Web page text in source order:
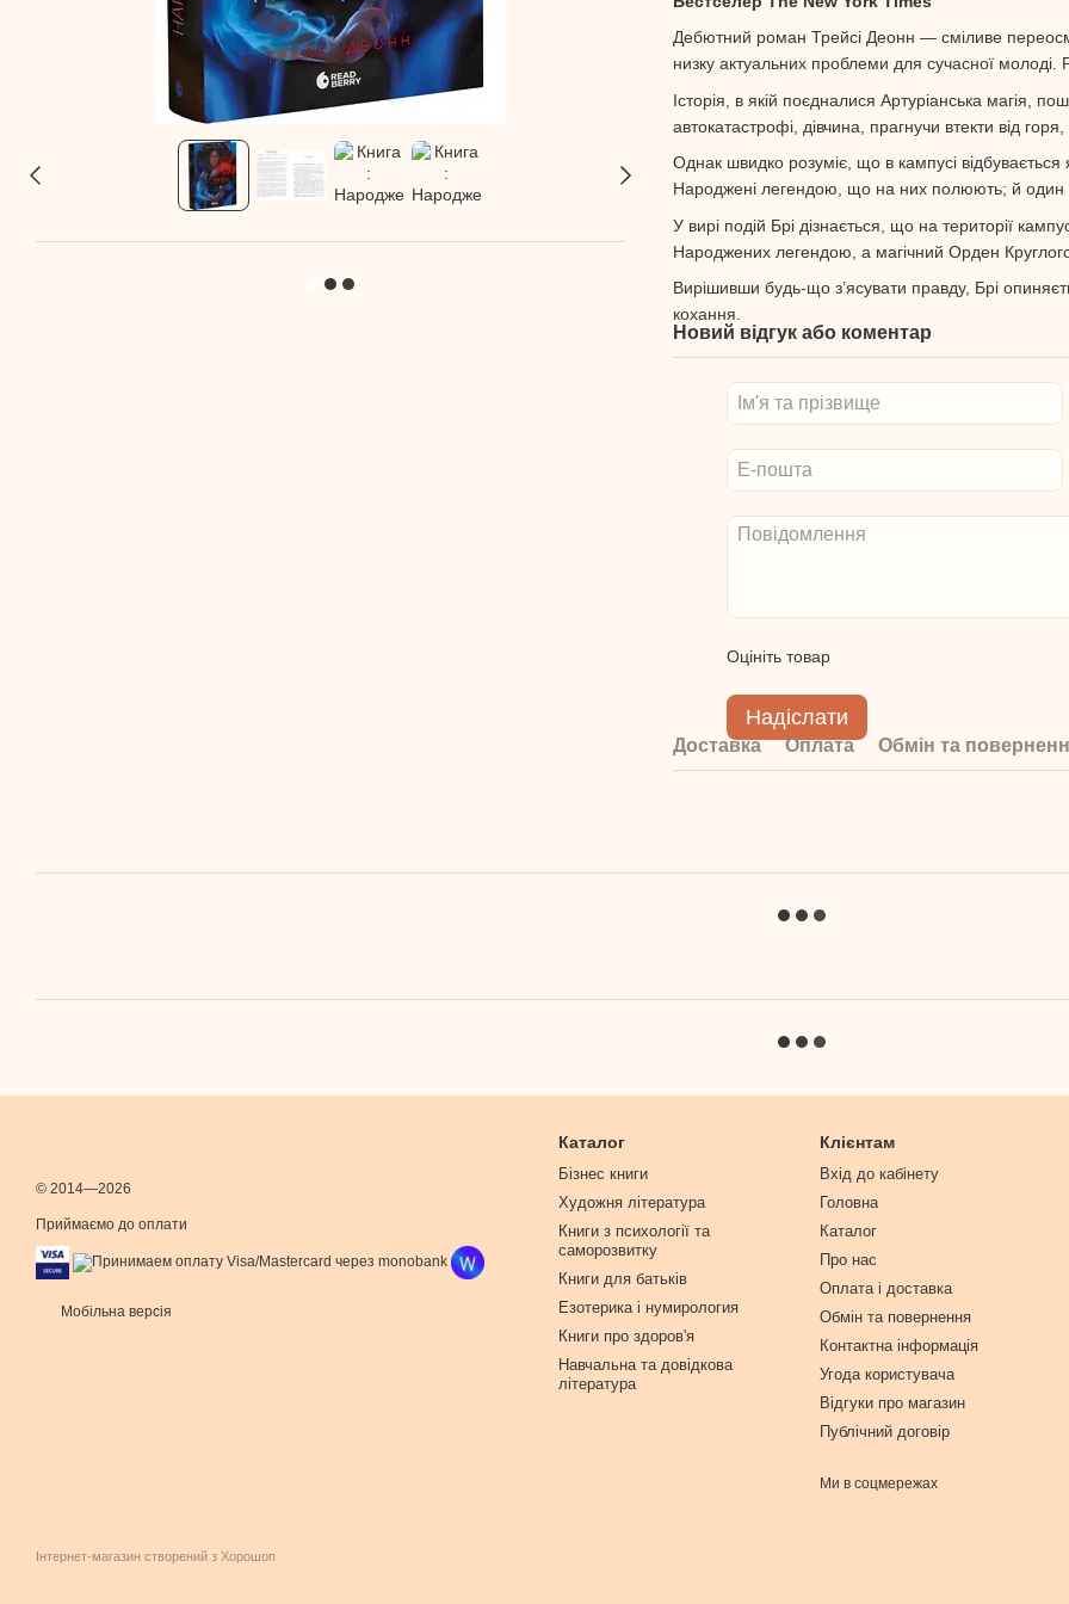
Дебютний роман Трейсі Деонн — сміливе
низку актуальних проблеми для сучасної молоді.
Історія, в якій поєдналися Артуріанська магія,
автокатастрофі, дівчина, прагнучи втекти від
Однак швидко розуміє, що в кампусі відбувається
Народжені легендою, що на них полюють; й один
У вирі подій Брі дізнається, що на території
Народжених легендою, а магічний Орден
Вирішивши будь-що з’ясувати правду, Брі
кохання.
Новий відгук або коментар
Оцініть товар
Надіслати
Доставка Оплата Обмін та
© 2014—2026
Приймаємо до оплати
Мобільна версія
Інтернет-магазин створений з Хорошоп
Каталог
Бізнес книги
Художня література
Книги з психології та
саморозвитку
Книги для батьків
Езотерика і нумирология
Книги про здоров'я
Навчальна та довідкова
література
Клієнтам
Вхід до кабінету
Головна
Каталог
Про нас
Оплата і доставка
Обмін та повернення
Контактна інформація
Угода користувача
Відгуки про магазин
Публічний договір
Ми в соцмережах